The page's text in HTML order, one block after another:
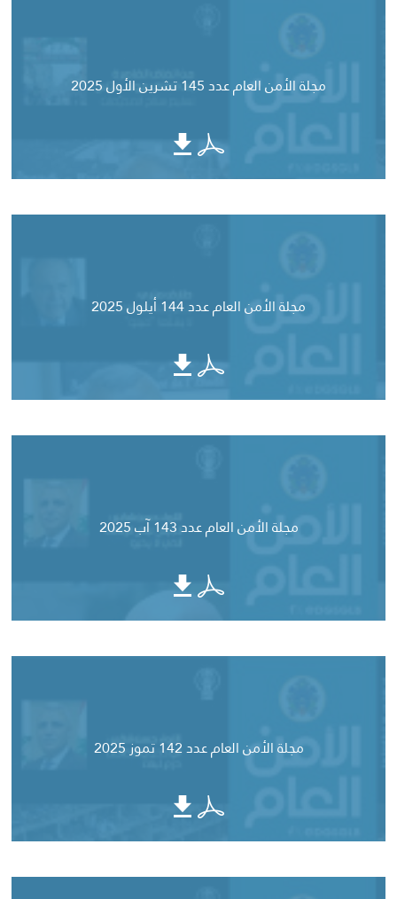
مجلة الأمن العام عدد 145 تشرين الأول 2025
مجلة الأمن العام عدد 144 أيلول 2025
مجلة الأمن العام عدد 143 آب 2025
مجلة الأمن العام عدد 142 تموز 2025